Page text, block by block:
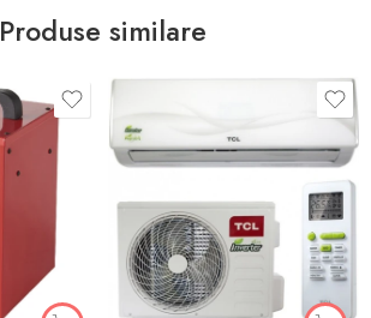
Produse similare